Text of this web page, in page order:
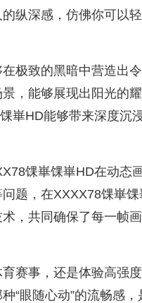
纵深感，仿佛你可以
极致的黑暗中营造出
，能够展现出阳光的
崋HD能够带来深度沉
馃崋馃崋HD在动态
题，在XXXX78馃崋
，共同确保了每一帧画
赛事，还是体验高强
“眼随心动”的流畅感